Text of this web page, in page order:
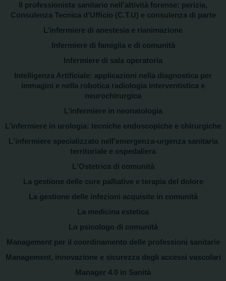
Il professionista sanitario nell'attività forense: perizia,
Consulenza Tecnica d'Ufficio (C.T.U) e consulenza di parte
L’infermiere di anestesia e rianimazione
Infermiere di famiglia e di comunità
Infermiere di sala operatoria
Intelligenza Artificiale: applicazioni nella diagnostica per
immagini e nella robotica radiologia interventistica e
neurochirurgica
L’infermiere in neonatologia
L’infermiere in urologia: tecniche endoscopiche e chirurgiche
L'infermiere specializzato nell’emergenza-urgenza sanitaria
territoriale e ospedaliera
L'Ostetrica di comunità
La gestione delle cure palliative e terapia del dolore
La gestione delle infezioni acquisite in comunità
La medicina estetica
Lo psicologo di comunità
Management per il coordinamento delle professioni sanitarie
Management, innovazione e sicurezza degli accessi vascolari
Manager 4.0 in Sanità